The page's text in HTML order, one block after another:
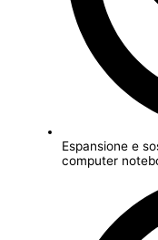
Espansione e
computer